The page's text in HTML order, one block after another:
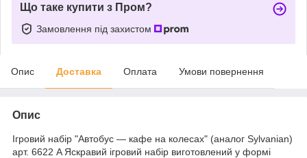
Що таке купити з Пром?
Замовлення під захистом
Опис Доставка Оплата Умови повернення
Опис
Ігровий набір "Автобус — кафе на колесах" (аналог Sylvanian)
арт. 6622 A Яскравий ігровий набір виготовлений у формі